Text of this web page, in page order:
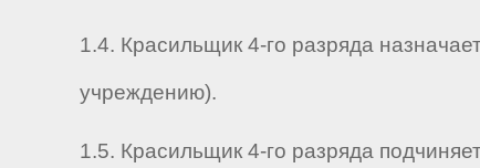
1.4. Красильщик 4-го разряда
учреждению).
1.5. Красильщик 4-го разряда